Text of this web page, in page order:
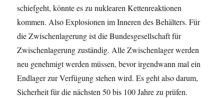
schiefgeht, könnte es zu nuklearen Kettenreaktionen
kommen. Also Explosionen im Inneren des Behälters. Für
die Zwischenlagerung ist die Bundesgesellschaft für
Zwischenlagerung zuständig. Alle Zwischenlager werden
neu genehmigt werden müssen, bevor irgendwann mal ein
Endlager zur Verfügung stehen wird. Es geht also darum,
Sicherheit für die nächsten 50 bis 100 Jahre zu prüfen.